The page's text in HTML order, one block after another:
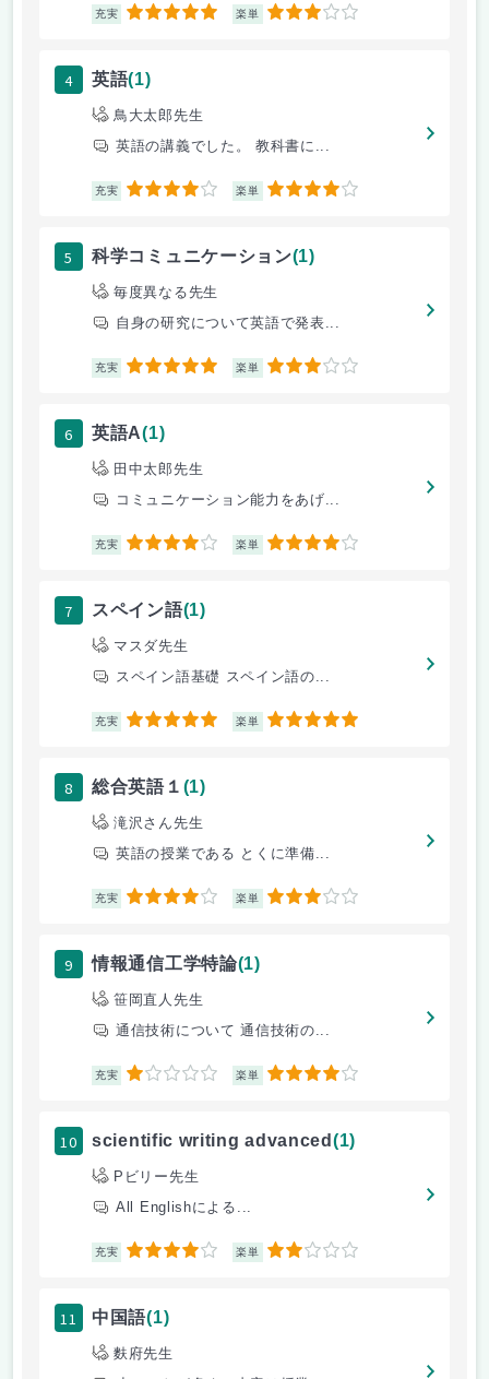
充実 5 楽単 3
4 英語(1)
鳥大太郎先生
英語の講義でした。 教科書に...
充実 4 楽単 4
5 科学コミュニケーション(1)
毎度異なる先生
自身の研究について英語で発表...
充実 5 楽単 3
6 英語A(1)
田中太郎先生
コミュニケーション能力をあげ...
充実 4 楽単 4
7 スペイン語(1)
マスダ先生
スペイン語基礎 スペイン語の...
充実 5 楽単 5
8 総合英語１ (1)
滝沢さん先生
英語の授業である とくに準備...
充実 4 楽単 3
9 情報通信工学特論(1)
笹岡直人先生
通信技術について 通信技術の...
充実 1 楽単 4
10 scientific writing advanced (1)
Pビリー先生
All Englishによる...
充実 4 楽単 2
11 中国語(1)
麩府先生